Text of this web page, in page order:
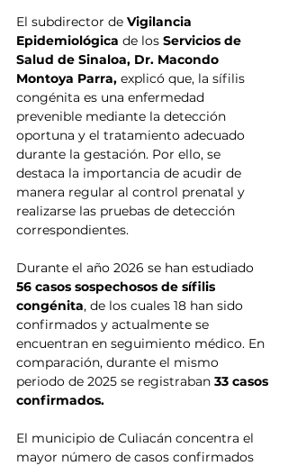
El subdirector de Vigilancia
Epidemiológica de los Servicios de
Salud de Sinaloa, Dr. Macondo
Montoya Parra, explicó que, la sífilis
congénita es una enfermedad
prevenible mediante la detección
oportuna y el tratamiento adecuado
durante la gestación. Por ello, se
destaca la importancia de acudir de
manera regular al control prenatal y
realizarse las pruebas de detección
correspondientes.
Durante el año 2026 se han estudiado
56 casos sospechosos de sífilis
congénita, de los cuales 18 han sido
confirmados y actualmente se
encuentran en seguimiento médico. En
comparación, durante el mismo
periodo de 2025 se registraban 33 casos
confirmados.
El municipio de Culiacán concentra el
mayor número de casos confirmados